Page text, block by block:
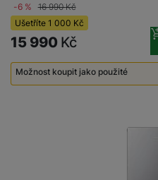
-6 % 16 990Kč
Ušetříte 1 000 Kč
15 990 Kč
Možnost koupit jako použité